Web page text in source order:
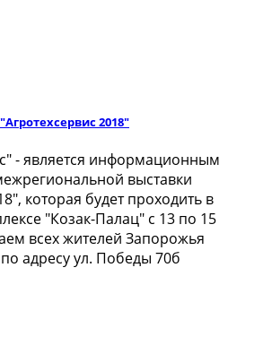
2018"
- является информационным
выставки
которая будет проходить в
"Козак-Палац" с 13 по 15
всех жителей Запорожья
адресу ул. Победы 70б